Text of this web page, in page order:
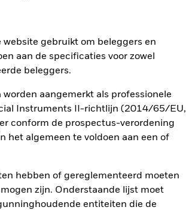
website gebruikt om beleggers en
aan de specificaties voor zowel
beleggers.
worden aangemerkt als professionele
Instruments II-richtlijn (2014/65/EU,
conform de prospectus-verordening
algemeen te voldoen aan een of
hebben of gereglementeerd moeten
zijn. Onderstaande lijst moet
entiteiten die de
en governance (ESG).
van bedrijven gevestigd in
Unie (EMU). Dit kan naar
bedrijven die gevestigd zijn in
de EMU en in bedrijven die
het prospectus. Raadpleeg voor
baselinescreens